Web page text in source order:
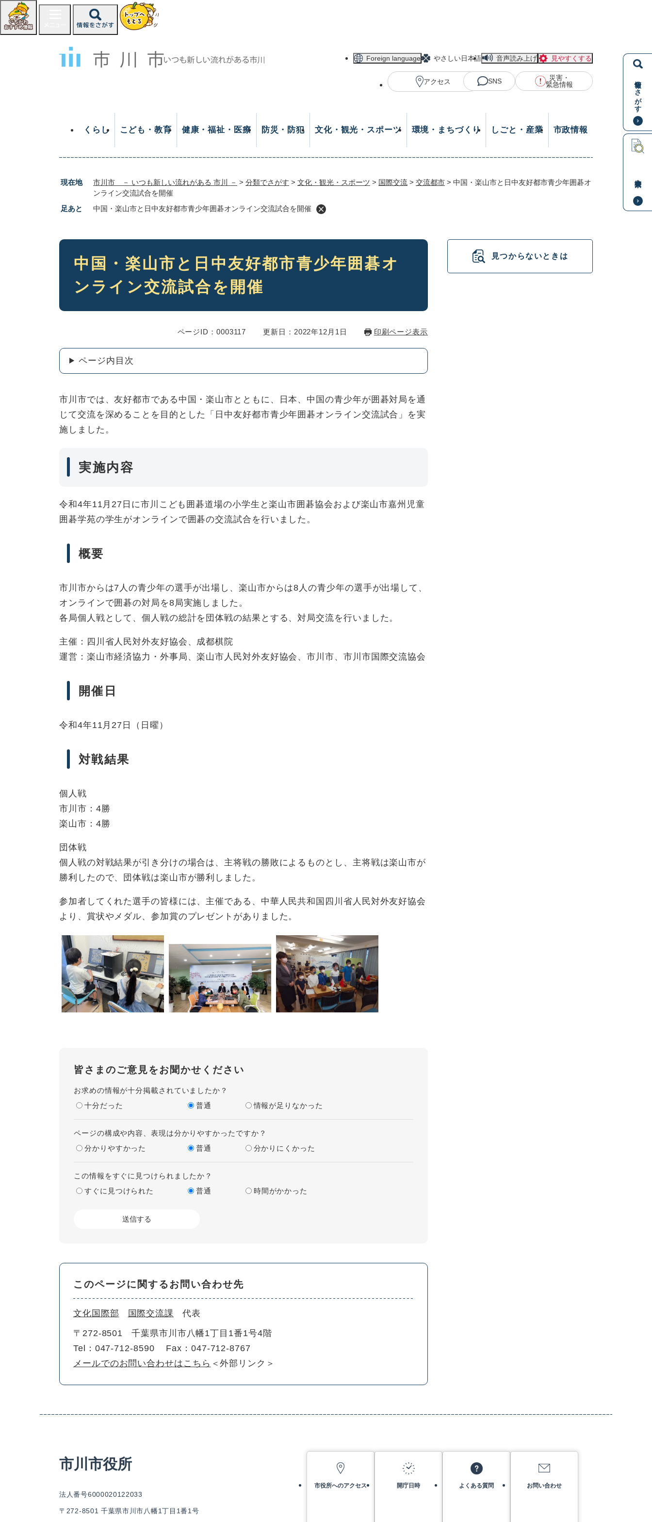
ジ
情報をさがす
Foreign language やさしい日本語 音声読み上げ 見やすくする
アクセス SNS
災害・
緊急情報
くらし こども・教育 健康・福祉・医療 防災・防犯 文化・観光・スポーツ 環境・まちづくり しごと・産業 市政情報
現在地 市川市 － いつも新しい流れがある 市川 － > 分類でさがす > 文化・観光・スポーツ > 国際交流 > 交流都市 > 中国・楽山市と日中友好都市青少年囲碁オ
ンライン交流試合を開催
足あと
中国・楽山市と日中友好都市青少年囲碁オンライン交流試合を開催
本
中国・楽山市と日中友好都市青少年囲碁オ
ンライン交流試合を開催
ページID：0003117 更新日：2022年12月1日 印刷ページ表示
ページ内目次
市川市では、友好都市である中国・楽山市とともに、日本、中国の青少年が囲碁対局を通
じて交流を深めることを目的とした「日中友好都市青少年囲碁オンライン交流試合」を実
施しました。
実施内容
令和4年11月27日に市川こども囲碁道場の小学生と楽山市囲碁協会および楽山市嘉州児童
囲碁学苑の学生がオンラインで囲碁の交流試合を行いました。
概要
市川市からは7人の青少年の選手が出場し、楽山市からは8人の青少年の選手が出場して、
オンラインで囲碁の対局を8局実施しました。
各局個人戦として、個人戦の総計を団体戦の結果とする、対局交流を行いました。
主催：四川省人民対外友好協会、成都棋院
運営：楽山市経済協力・外事局、楽山市人民対外友好協会、市川市、市川市国際交流協会
開催日
令和4年11月27日（日曜）
対戦結果
個人戦
市川市：4勝
楽山市：4勝
団体戦
個人戦の対戦結果が引き分けの場合は、主将戦の勝敗によるものとし、主将戦は楽山市が
勝利したので、団体戦は楽山市が勝利しました。
参加者してくれた選手の皆様には、主催である、中華人民共和国四川省人民対外友好協会
より、賞状やメダル、参加賞のプレゼントがありました。
皆さまのご意見をお聞かせください
お求めの情報が十分掲載されていましたか？
十分だった
普通 情報が足りなかった
ページの構成や内容、表現は分かりやすかったですか？
分かりやすかった
普通 分かりにくかった
この情報をすぐに見つけられましたか？
すぐに見つけられた
普通 時間がかかった
このページに関するお問い合わせ先
文化国際部 国際交流課 代表
〒272-8501
千葉県市川市八幡1丁目1番1号4階
Tel：047-712-8590
Fax：047-712-8767
メールでのお問い合わせはこちら ＜外部リンク＞
見つからないときは
市川市役所
法人番号6000020122033
〒272-8501 千葉県市川市八幡1丁目1番1号
市役所へのアクセス 開庁日時 よくある質問 お問い合わせ